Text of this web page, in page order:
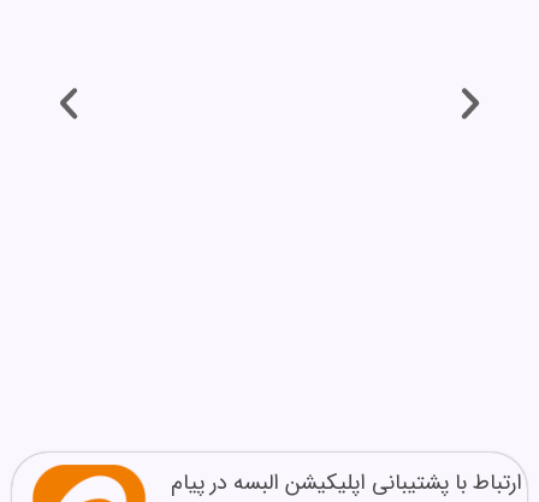
ارتباط با پشتیبانی اپلیکیشن البسه در پیام